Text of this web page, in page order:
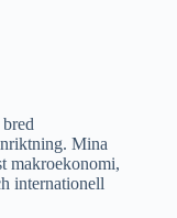
Mina
makroekonomi,
internationell